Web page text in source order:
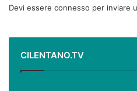
Devi essere connesso per inviare
CILENTANO.TV